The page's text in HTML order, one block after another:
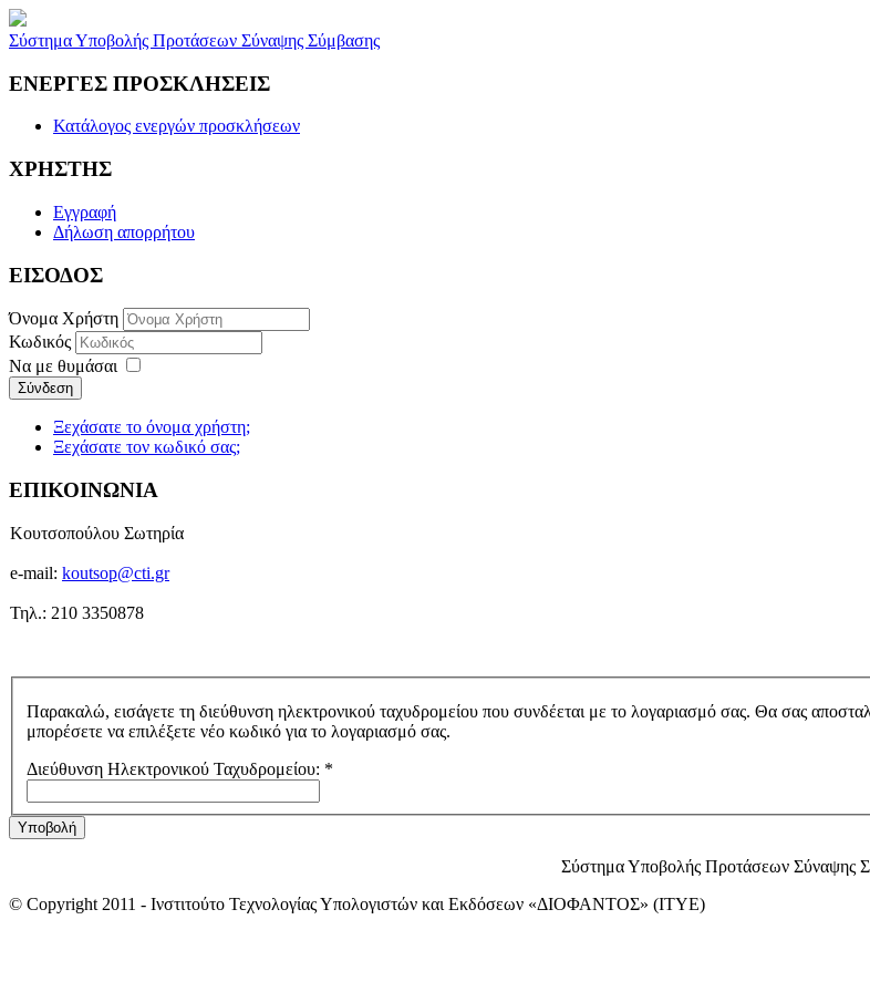
Σύστημα Υποβολής Προτάσεων Σύναψης Σύμβασης
ΕΝΕΡΓΕΣ ΠΡΟΣΚΛΗΣΕΙΣ
Κατάλογος ενεργών προσκλήσεων
ΧΡΗΣΤΗΣ
Εγγραφή
Δήλωση απορρήτου
ΕΙΣΟΔΟΣ
Όνομα Χρήστη
Κωδικός
Να με θυμάσαι
Σύνδεση
Ξεχάσατε το όνομα χρήστη;
Ξεχάσατε τον κωδικό σας;
ΕΠΙΚΟΙΝΩΝΙΑ
Κουτσοπούλου Σωτηρία
e-mail: koutsop@cti.gr
Τηλ.: 210 3350878
Παρακαλώ, εισάγετε τη διεύθυνση ηλεκτρονικού ταχυδρομείου που συνδέεται με το λογαριασμό σας. Θα σας
μπορέσετε να επιλέξετε νέο κωδικό για το λογαριασμό σας.
Διεύθυνση Ηλεκτρονικού Ταχυδρομείου: *
Υποβολή
Σύστημα Υποβολής Προτάσεων Σύναψης
© Copyright 2011 - Ινστιτούτο Τεχνολογίας Υπολογιστών και Εκδόσεων «ΔΙΟΦΑΝΤΟΣ» (ΙΤΥΕ)